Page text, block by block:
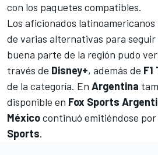
con los paquetes compatibles.
Los aficionados
de varias alternativas para
buena parte de la región pudo
través de Disney+, además de F1
de la categoría. En Argentina
disponible en Fox Sports
Méxicocontinuó emitiéndose por
Sports.